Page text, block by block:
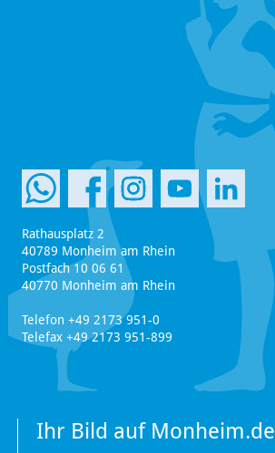
Rathausplatz 2
40789 Monheim am Rhein
Postfach 10 06 61
40770 Monheim am Rhein
Telefon +49 2173 951-0
Telefax +49 2173 951-899
Ihr Bild auf Monheim.de